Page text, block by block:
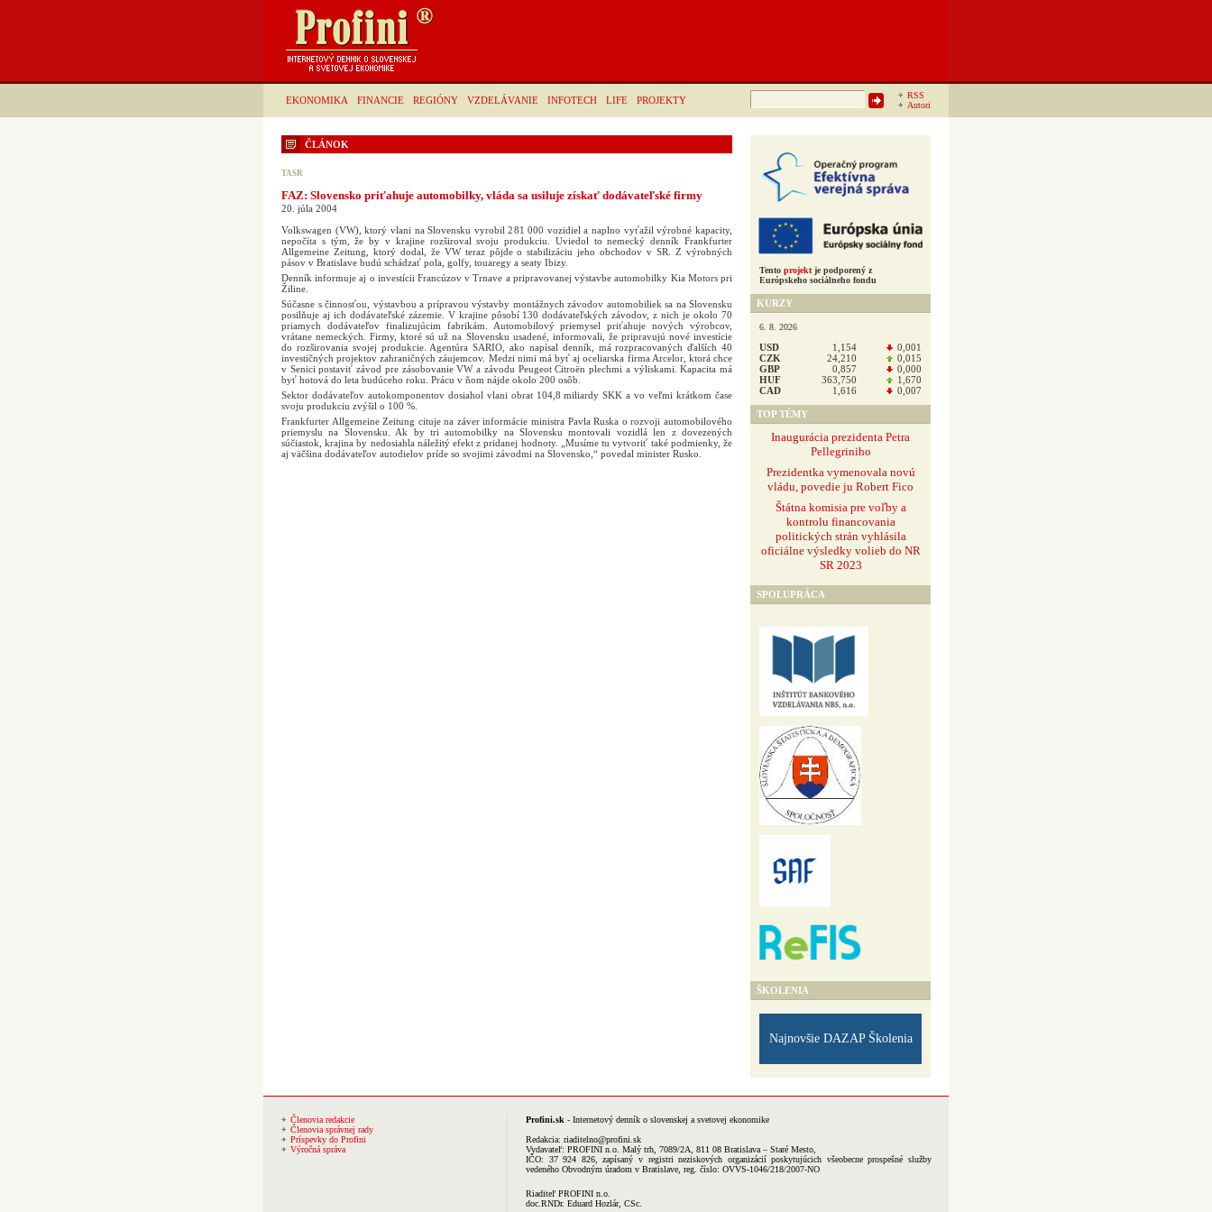
EKONOMIKA FINANCIE REGIÓNY VZDELÁVANIE INFOTECH LIFE PROJEKTY
RSS
Autori
Hľadať:
ČLÁNOK
TASR
FAZ: Slovensko priťahuje automobilky, vláda sa usiluje získať dodávateľské firmy
20. júla 2004
Volkswagen (VW), ktorý vlani na Slovensku vyrobil 281 000 vozidiel a naplno vyťažil výrobné kapacity,
nepočíta s tým, že by v krajine rozširoval svoju produkciu. Uviedol to nemecký denník Frankfurter
Allgemeine Zeitung, ktorý dodal, že VW teraz pôjde o stabilizáciu jeho obchodov v SR. Z výrobných
pásov v Bratislave budú schádzať pola, golfy, touaregy a seaty Ibizy.
Denník informuje aj o investícii Francúzov v Trnave a pripravovanej výstavbe automobilky Kia Motors pri
Žiline.
Súčasne s činnosťou, výstavbou a prípravou výstavby montážnych závodov automobiliek sa na Slovensku
posilňuje aj ich dodávateľské zázemie. V krajine pôsobí 130 dodávateľských závodov, z nich je okolo 70
priamych dodávateľov finalizujúcim fabrikám. Automobilový priemysel priťahuje nových výrobcov,
vrátane nemeckých. Firmy, ktoré sú už na Slovensku usadené, informovali, že pripravujú nové investície
do rozširovania svojej produkcie. Agentúra SARIO, ako napísal denník, má rozpracovaných ďalších 40
investičných projektov zahraničných záujemcov. Medzi nimi má byť aj oceliarska firma Arcelor, ktorá chce
v Senici postaviť závod pre zásobovanie VW a závodu Peugeot Citroën plechmi a výliskami. Kapacita má
byť hotová do leta budúceho roku. Prácu v ňom nájde okolo 200 osôb.
Sektor dodávateľov autokomponentov dosiahol vlani obrat 104,8 miliardy SKK a vo veľmi krátkom čase
svoju produkciu zvýšil o 100 %.
Frankfurter Allgemeine Zeitung cituje na záver informácie ministra Pavla Ruska o rozvoji automobilového
priemyslu na Slovensku. Ak by tri automobilky na Slovensku montovali vozidlá len z dovezených
súčiastok, krajina by nedosiahla náležitý efekt z pridanej hodnoty. „Musíme tu vytvoriť také podmienky, že
aj väčšina dodávateľov autodielov príde so svojimi závodmi na Slovensko,“ povedal minister Rusko.
Tento projekt je podporený z
Európskeho sociálneho fondu
KURZY
6. 8. 2026
USD 1,154
0,001
CZK
24,210
0,015
GBP
0,857
0,000
HUF
363,750
1,670
CAD
1,616 0,007
TOP TÉMY
Inaugurácia prezidenta Petra
Pellegriniho
Prezidentka vymenovala novú
vládu, povedie ju Robert Fico
Štátna komisia pre voľby a
kontrolu financovania
politických strán vyhlásila
oficiálne výsledky volieb do NR
SR 2023
SPOLUPRÁCA
ŠKOLENIA
Najnovšie DAZAP Školenia
Členovia redakcie
Členovia správnej rady
Príspevky do Profini
Výročná správa
Profini.sk - Internetový denník o slovenskej a svetovej ekonomike
Redakcia: riaditelno@profini.sk
Vydavateľ: PROFINI n.o. Malý trh, 7089/2A, 811 08 Bratislava – Staré Mesto,
IČO: 37 924 826, zapísaný v registri neziskových organizácií poskytujúcich všeobecne prospešné služby
vedeného Obvodným úradom v Bratislave, reg. číslo: OVVS-1046/218/2007-NO
Riaditeľ PROFINI n.o.
doc.RNDr. Eduard Hozlár, CSc.